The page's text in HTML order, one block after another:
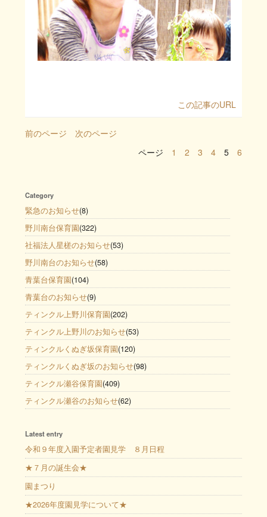
この記事のURL
前のページ
次のページ
ページ
1 2 3 4 5 6
Category
緊急のお知らせ(8)
野川南台保育園(322)
社福法人星槎のお知らせ(53)
野川南台のお知らせ(58)
青葉台保育園(104)
青葉台のお知らせ(9)
ティンクル上野川保育園(202)
ティンクル上野川のお知らせ(53)
ティンクルくぬぎ坂保育園(120)
ティンクルくぬぎ坂のお知らせ(98)
ティンクル瀬谷保育園(409)
ティンクル瀬谷のお知らせ(62)
Latest entry
令和９年度入園予定者園見学 ８月日程
★７月の誕生会★
園まつり
★2026年度園見学について★